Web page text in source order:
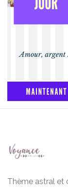
Thème astral et